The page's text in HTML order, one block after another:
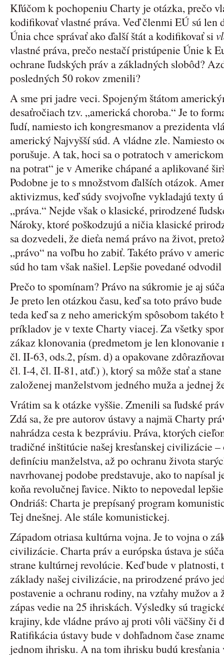
Kľúčom k pochopeniu Charty je otázka, prečo
kodifikovať vlastné práva. Veď členmi EÚ sú len
Únia chce správať ako ďalší štát a kodifikovať si
vlastné práva, prečo nestačí pristúpenie Únie k
ochrane ľudských práv a základných slobôd?
posledných 50 rokov zmenili?
A sme pri jadre veci. Spojeným štátom
desaťročiach tzv. „americká choroba.“ Je to
ľudí, namiesto ich kongresmanov a prezidenta
americký Najvyšší súd. A vládne zle. Namiesto
porušuje. A tak, hoci sa o potratoch v
na potrat“ je v Amerike chápané a aplikované
Podobne je to s množstvom ďalších otázok.
aktivizmus, keď súdy svojvoľne vykladajú texty
„práva.“ Nejde však o klasické, prirodzené
Nároky, ktoré poškodzujú a ničia klasické
sa dozvedeli, že dieťa nemá právo na život,
„právo“ na voľbu ho zabiť. Takéto právo v
súd ho tam však našiel. Lepšie povedané
Prečo to spomínam? Právo na súkromie je aj
Je preto len otázkou času, keď sa toto právo
teda keď sa z neho americkým spôsobom
príkladov je v texte Charty viacej. Za všetky
zákaz klonovania (predmetom je len
čl. II-63, ods.2, písm. d) a opakovane
čl. I-4, čl. II-81, atď.) ), ktorý sa môže stať a
založenej manželstvom jedného muža a jednej
Vrátim sa k otázke vyššie. Zmenili sa ľudské
Zdá sa, že pre autorov ústavy a najmä Charty
nahrádza cesta k bezpráviu. Práva, ktorých
tradičné inštitúcie našej kresťanskej civilizácie –
definíciu manželstva, až po ochranu života
navrhovanej podobe predstavuje, ako to napísal
koňa revolučnej ľavice. Nikto to nepovedal
Ondriáš: Charta je prepísaný program
Tej dnešnej. Ale stále komunistickej.
Západom otriasa kultúrna vojna. Je to vojna o
civilizácie. Charta práv a európska ústava je
strane kultúrnej revolúcie. Keď bude v
základy našej civilizácie, na prirodzené právo
postavenie a ochranu rodiny, na vzťahy mužov a
zápas vedie na 25 ihriskách. Výsledky sú
krajiny, kde vládne právo aj proti vôli väčšiny či
Ratifikácia ústavy bude v dohľadnom čase
jednom ihrisku. A na tom ihrisku budú